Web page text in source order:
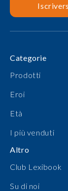
Categorie
Prodotti
Eroi
Età
I più venduti
Altro
Club Lexibook
Su di noi